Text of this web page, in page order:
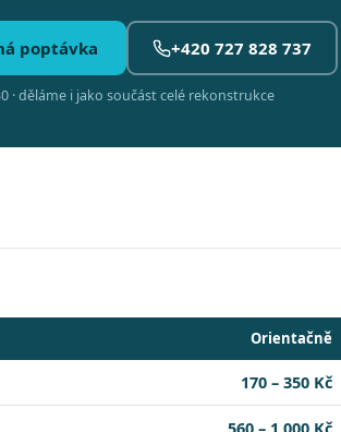
poptávka +420 727 828 737
· děláme i jako součást celé rekonstrukce
Orientačně
170 – 350 Kč
560 – 1 000 Kč